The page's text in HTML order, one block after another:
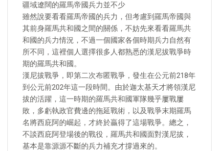
疆域遼闊的羅馬帝國兵力並不少
雖然說要看看羅馬帝國的兵力，但考慮到羅馬帝國與
其前身羅馬共和國之間的關係，不妨先來看看羅馬共
和國的兵力情況，不過一個國家各個時期兵力自然有
所不同，這裡個人選擇很多人都熟悉的漢尼拔戰爭時
期的羅馬共和國。
漢尼拔戰爭，即第二次布匿戰爭，發生在公元前218年
到公元前202年這一段時間。由於迦太基天才將領漢尼
拔的活躍，這一時期的羅馬共和國軍隊幾乎屢戰屢
敗，多虧執政官費邊的拖延戰術，以及戰爭末期羅馬
名將西庇阿的崛起，才終於贏得了這場戰爭。總之，
不談西庇阿登場後的戰役，羅馬共和國面對漢尼拔，
基本是靠源源不斷的兵力補充才撐過來的。